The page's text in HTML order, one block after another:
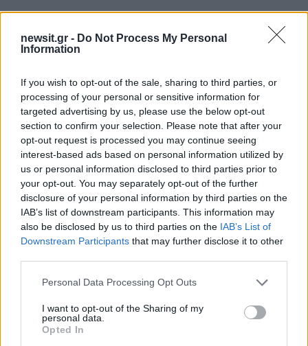
newsit.gr - Do Not Process My Personal
Information
If you wish to opt-out of the sale, sharing to third parties, or
processing of your personal or sensitive information for
targeted advertising by us, please use the below opt-out
section to confirm your selection. Please note that after your
opt-out request is processed you may continue seeing
interest-based ads based on personal information utilized by
us or personal information disclosed to third parties prior to
your opt-out. You may separately opt-out of the further
disclosure of your personal information by third parties on the
IAB’s list of downstream participants. This information may
also be disclosed by us to third parties on the IAB’s List of
Downstream Participants that may further disclose it to other
Please note that this website/app uses one or more Google
not limited to your visit or usage behaviour. You may click to
grant or deny consent to Google and its third-party tags to
use your data for below specified purposes in below Google
Personal Data Processing Opt Outs
I want to opt-out of the Sharing of my
personal data.
Opted In